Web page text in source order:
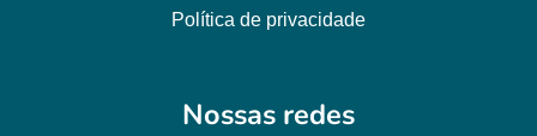
Política de privacidade
Nossas redes